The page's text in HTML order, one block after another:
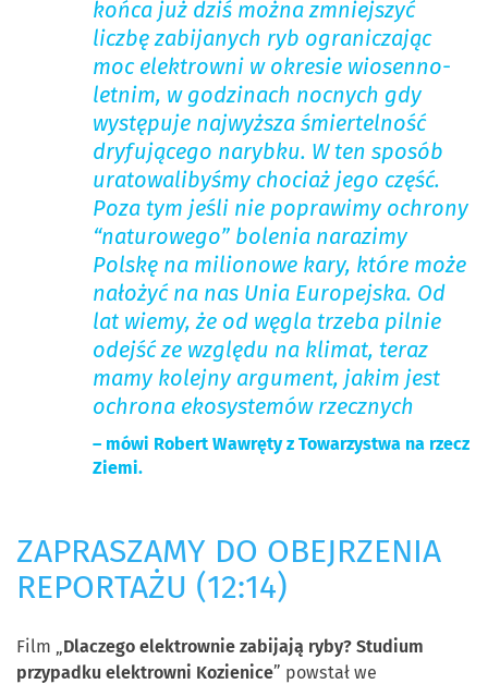
końca już dziś można zmniejszyć
liczbę zabijanych ryb ograniczając
moc elektrowni w okresie wiosenno-
letnim, w godzinach nocnych gdy
występuje najwyższa śmiertelność
dryfującego narybku. W ten sposób
uratowalibyśmy chociaż jego część.
Poza tym jeśli nie poprawimy ochrony
“naturowego” bolenia narazimy
Polskę na milionowe kary, które może
nałożyć na nas Unia Europejska. Od
lat wiemy, że od węgla trzeba pilnie
odejść ze względu na klimat, teraz
mamy kolejny argument, jakim jest
ochrona ekosystemów rzecznych
– mówi Robert Wawręty z Towarzystwa na rzecz
Ziemi.
ZAPRASZAMY DO OBEJRZENIA
REPORTAŻU (12:14)
Film „
Dlaczego elektrownie zabijają ryby? Studium
przypadku elektrowni Kozienice” powstał we